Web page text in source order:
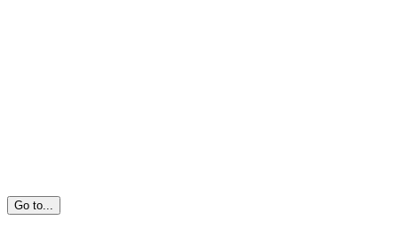
Go to...